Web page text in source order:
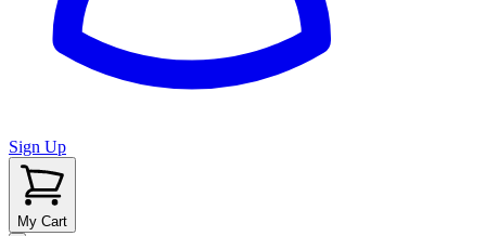
Sign Up
My Cart